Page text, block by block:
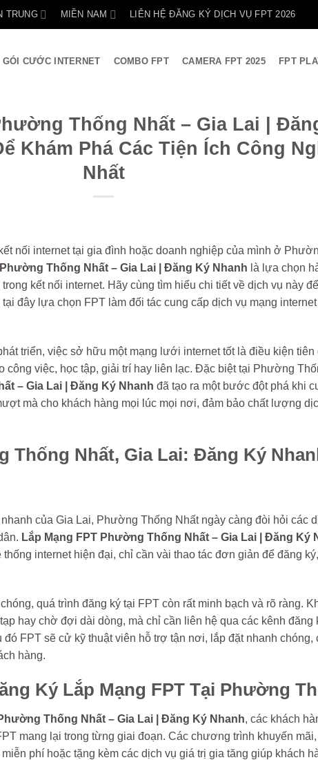
TRUNG MIỀN NAM LIÊN HỆ ĐĂNG KÝ DỊCH VỤ FPT 2026
GÓI CƯỚC INTERNET COMBO FPT CAMERA FPT 2025 FPT
Thống Nhất – Gia Lai |
Khám Phá Các Tiện Ích Công
Nhất
nối internet tại gia đình hoặc doanh nghiệp của mình ở
Thống Nhất – Gia Lai | Đăng Ký Nhanh là lựa chọn
kết nối internet. Hãy cùng tìm hiểu chi tiết về dịch vụ này
đây lựa chọn FPT làm đối tác cung cấp dịch vụ mạng
triển, việc sở hữu một mạng lưới internet tốt là điều kiện tiên
công việc, học tập, giải trí hay liên lạc. Đặc biệt tại Phường
– Gia Lai | Đăng Ký Nhanh đã tạo ra một bước đột phá khi
mà cho khách hàng mọi lúc mọi nơi, đảm bảo chất lượng
Thống Nhất, Gia Lai: Đăng Ký
của Gia Lai, Phường Thống Nhất ngày càng đòi hỏi các
Lắp Mạng FPT Phường Thống Nhất – Gia Lai | Đăng Ký
internet hiện đại, chỉ cần vài thao tác đơn giản để đăng
quá trình đăng ký tại FPT còn rất minh bạch và rõ ràng.
hay chờ đợi dài dòng, mà chỉ cần liên hệ qua các kênh đăng
FPT sẽ cử kỹ thuật viên hỗ trợ tận nơi, lắp đặt nhanh chóng,
hàng.
Ký Lắp Mạng FPT Tại Phường
Thống Nhất – Gia Lai | Đăng Ký Nhanh, các khách
mang lại trong từng giai đoạn. Các chương trình khuyến
phí hoặc tặng kèm các dịch vụ giá trị gia tăng giúp khách